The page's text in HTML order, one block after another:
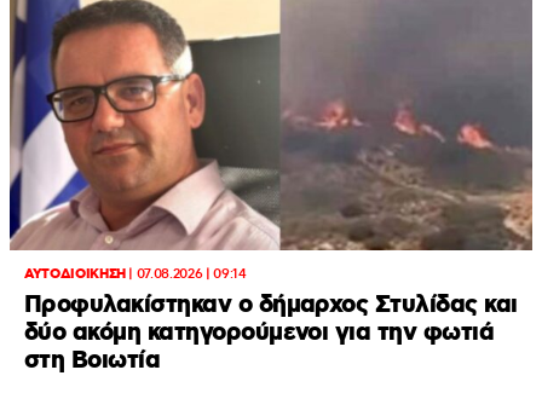
ΑΥΤΟΔΙΟΙΚΗΣΗ| 07.08.2026 | 09:14
Προφυλακίστηκαν ο δήμαρχος Στυλίδας και
δύο ακόμη κατηγορούμενοι για την φωτιά
στη Βοιωτία